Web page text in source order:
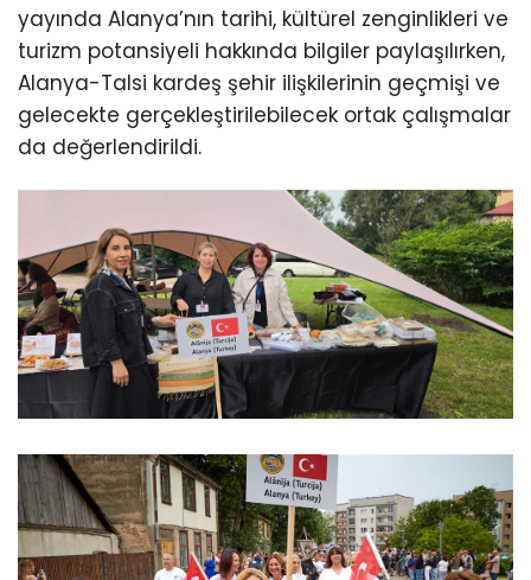
yayında Alanya’nın tarihi, kültürel zenginlikleri ve
turizm potansiyeli hakkında bilgiler paylaşılırken,
Alanya-Talsi kardeş şehir ilişkilerinin geçmişi ve
gelecekte gerçekleştirilebilecek ortak çalışmalar
da değerlendirildi.